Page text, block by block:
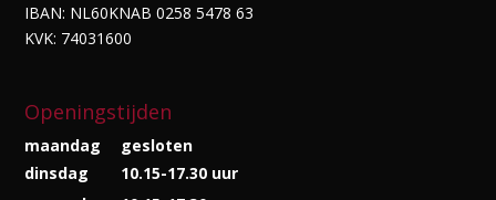
IBAN: NL60KNAB 0258 5478 63
KVK: 74031600
Openingstijden
maandag
gesloten
dinsdag
10.15-17.30 uur